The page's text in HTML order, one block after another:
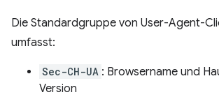
Die Standardgruppe von User-Agent-
umfasst:
Sec-CH-UA : Browsername und
Version